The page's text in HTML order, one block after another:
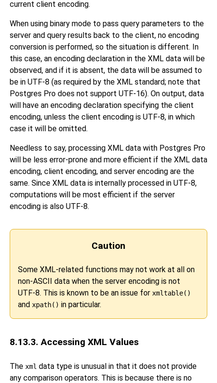
current client encoding.
When using binary mode to pass query parameters to the
server and query results back to the client, no encoding
conversion is performed, so the situation is different. In
this case, an encoding declaration in the XML data will be
observed, and if it is absent, the data will be assumed to
be in UTF-8 (as required by the XML standard; note that
Postgres Pro does not support UTF-16). On output, data
will have an encoding declaration specifying the client
encoding, unless the client encoding is UTF-8, in which
case it will be omitted.
Needless to say, processing XML data with Postgres Pro
will be less error-prone and more efficient if the XML data
encoding, client encoding, and server encoding are the
same. Since XML data is internally processed in UTF-8,
computations will be most efficient if the server
encoding is also UTF-8.
Caution
Some XML-related functions may not work at all on
non-ASCII data when the server encoding is not
UTF-8. This is known to be an issue for xmltable()
and xpath() in particular.
8.13.3. Accessing XML Values
The xml data type is unusual in that it does not provide
any comparison operators. This is because there is no